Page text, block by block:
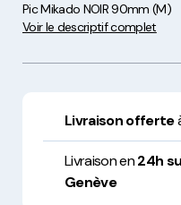
Pic Mikado NOIR 90mm (M)
Voir le descriptif complet
Livraison offerte
Livraison en24h
Genève